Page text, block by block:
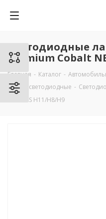
Светодиодные
Premium Cobalt
Главная - Каталог -
Лампы светодиодные -
NEW ZES H11/H8/H9